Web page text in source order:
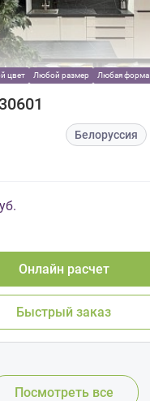
цвет Любой размер Любая форма
Белоруссия
Онлайн расчет
Быстрый заказ
Посмотреть все